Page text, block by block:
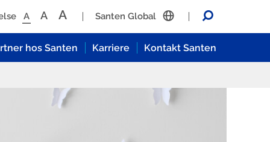
A A A Santen Global
hos Santen Karriere Kontakt Santen